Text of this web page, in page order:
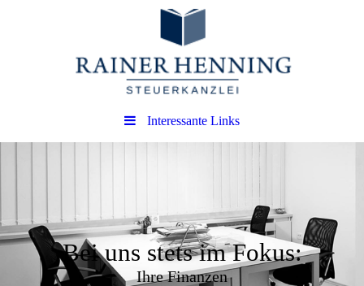
Interessante Links
Bei uns stets im Fokus:
Ihre Finanzen